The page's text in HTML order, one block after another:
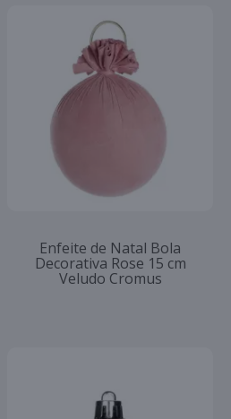
Enfeite de Natal Bola
Decorativa Rose 15 cm
Veludo Cromus